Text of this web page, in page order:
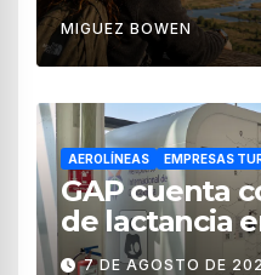
MIGUEZ BOWEN
AEROLÍNEAS EMPRESAS
GAP cuenta
de lactancia
de México
7 DE AGOSTO DE